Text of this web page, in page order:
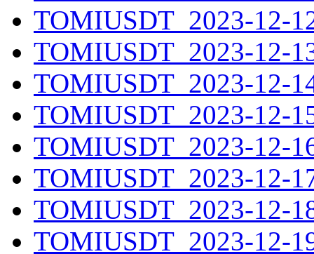
TOMIUSDT_2023-12-
TOMIUSDT_2023-12-
TOMIUSDT_2023-12-
TOMIUSDT_2023-12-
TOMIUSDT_2023-12-
TOMIUSDT_2023-12-
TOMIUSDT_2023-12-
TOMIUSDT_2023-12-